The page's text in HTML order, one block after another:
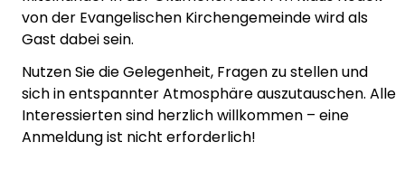
von der Evangelischen Kirchengemeinde wird als
Gast dabei sein.
Nutzen Sie die Gelegenheit, Fragen zu stellen und
sich in entspannter Atmosphäre auszutauschen. Alle
Interessierten sind herzlich willkommen – eine
Anmeldung ist nicht erforderlich!